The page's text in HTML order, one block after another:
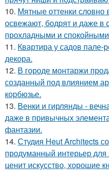
10. Мятные оттенки словно
освежают, бодрят и даже в
прохладными и
11. Квартира у садов пале-
декора.
12. В городе монтаржи
созданный под влиянием
корбюзье.
13. Венки и гирлянды -
даже в привычных
фантазии.
14. Студия Heut Architects
продуманный интерьер
ценит искусство, хорошие